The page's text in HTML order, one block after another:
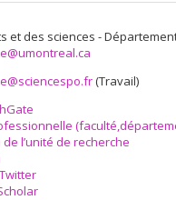
et des sciences -
(Travail)
de l’unité de recherche